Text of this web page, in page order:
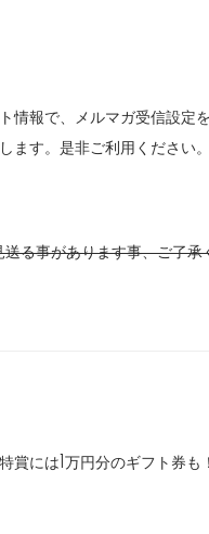
情報で、メルマガ受信設
ます。是非ご利用ください。
る事があります事、ご了
には1万円分のギフト券